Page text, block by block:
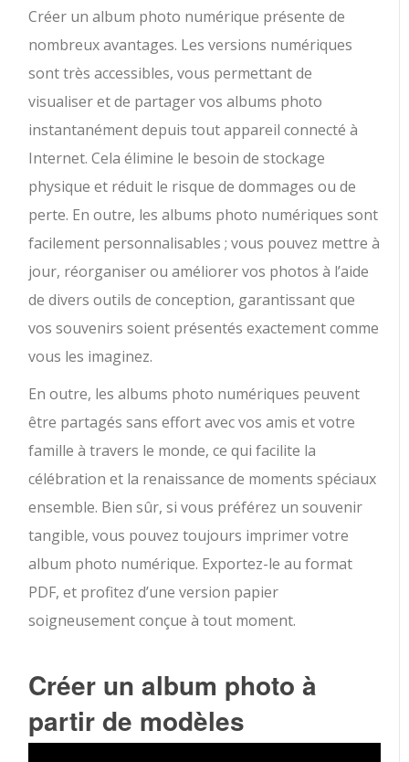
Créer un album photo numérique présente de
nombreux avantages. Les versions numériques
sont très accessibles, vous permettant de
visualiser et de partager vos albums photo
instantanément depuis tout appareil connecté à
Internet. Cela élimine le besoin de stockage
physique et réduit le risque de dommages ou de
perte. En outre, les albums photo numériques sont
facilement personnalisables ; vous pouvez mettre à
jour, réorganiser ou améliorer vos photos à l’aide
de divers outils de conception, garantissant que
vos souvenirs soient présentés exactement comme
vous les imaginez.
En outre, les albums photo numériques peuvent
être partagés sans effort avec vos amis et votre
famille à travers le monde, ce qui facilite la
célébration et la renaissance de moments spéciaux
ensemble. Bien sûr, si vous préférez un souvenir
tangible, vous pouvez toujours imprimer votre
album photo numérique. Exportez-le au format
PDF, et profitez d’une version papier
soigneusement conçue à tout moment.
Créer un album photo à
partir de modèles